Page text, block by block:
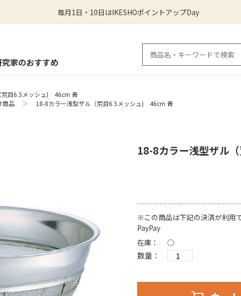
毎月1日・10日はIKESHOポイントアップDay
家のおすすめ
荒目6.5メッシュ) 46cm 青
商品 ＞ 18-8カラー浅型ザル（荒目6.5メッシュ) 46cm 青
18-8カラー浅型ザル
※この商品は下記の決済が利用
PayPay
在庫：
○
数量：